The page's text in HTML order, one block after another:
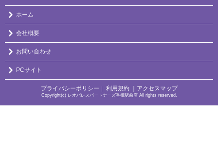
ホーム
会社概要
お問い合わせ
PCサイト
プライバシーポリシー ｜ 利用規約 ｜アクセスマップ
Copyright(c) レオパレスパートナーズ香椎駅前店 All rights reserved.